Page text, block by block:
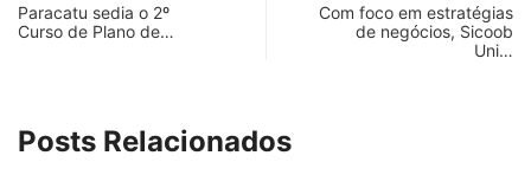
Paracatu sedia o 2º
Curso de Plano de…
Com foco em estratégias
de negócios, Sicoob
Uni…
Posts Relacionados